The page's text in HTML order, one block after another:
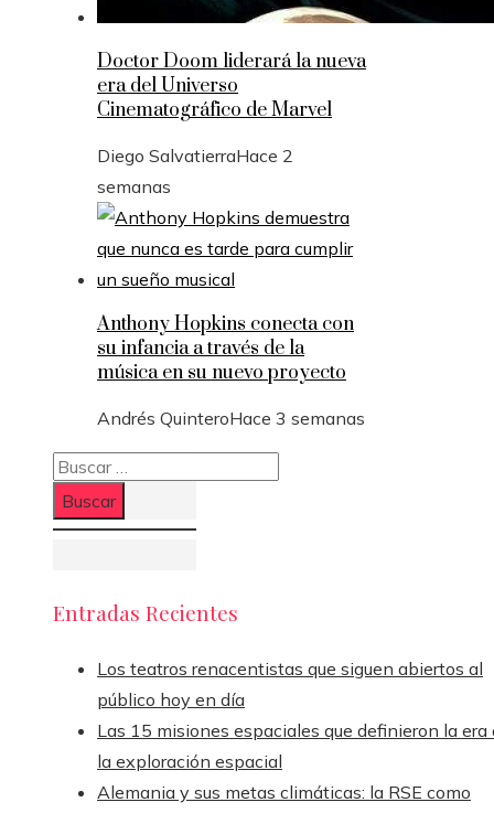
Doctor Doom liderará la nueva
era del Universo
Cinematográfico de Marvel
Diego SalvatierraHace 2
semanas
Anthony Hopkins conecta con
su infancia a través de la
música en su nuevo proyecto
Andrés QuinteroHace 3 semanas
Buscar:
Entradas Recientes
Los teatros renacentistas que siguen abiertos al
público hoy en día
Las 15 misiones espaciales que definieron la era
la exploración espacial
Alemania y sus metas climáticas: la RSE como